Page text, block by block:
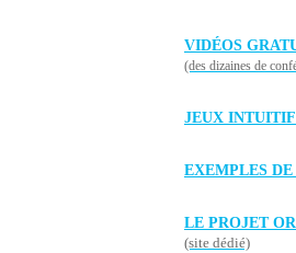
VIDÉOS
(des dizaines de
JEUX
EXEMPLES
LE PROJET
(site dédié)